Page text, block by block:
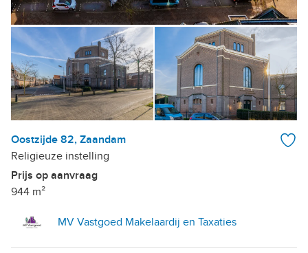
Oostzijde 82, Zaandam
Religieuze instelling
Prijs op aanvraag
944 m²
MV Vastgoed Makelaardij en Taxaties